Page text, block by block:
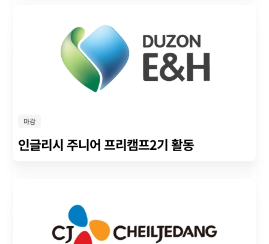
마감
인글리시 주니어 프리캠프2기 활동